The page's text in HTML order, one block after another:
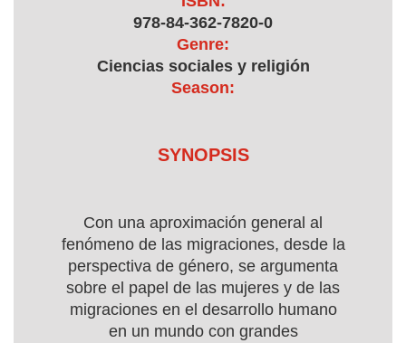
978-84-362-7820-0
Genre:
Ciencias sociales y religión
Season:
SYNOPSIS
Con una aproximación general al
fenómeno de las migraciones, desde la
perspectiva de género, se argumenta
sobre el papel de las mujeres y de las
migraciones en el desarrollo humano
en un mundo con grandes